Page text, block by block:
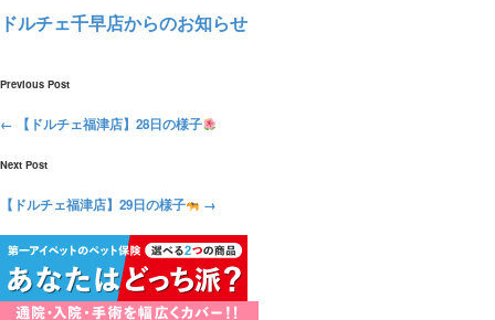
ドルチェ千早店からのお知らせ
Previous Post
← 【ドルチェ福津店】28日の様子
Next Post
【ドルチェ福津店】29日の様子 →